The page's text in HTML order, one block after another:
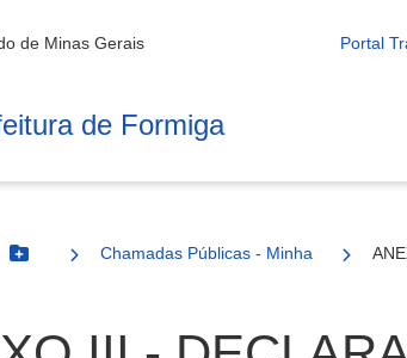
de Minas Gerais Portal
de Formiga
Botão Menu
Chamadas Públicas - Minha Casa,